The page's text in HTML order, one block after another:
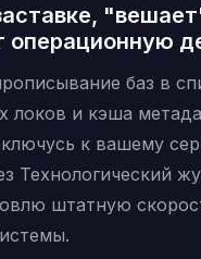
операционную
баз в
и кэша
к вашему
Технологический
штатную